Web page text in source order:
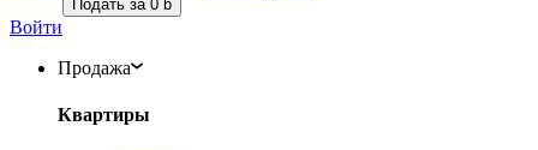
Подать за 0 ƃ
Войти
Продажа
Квартиры